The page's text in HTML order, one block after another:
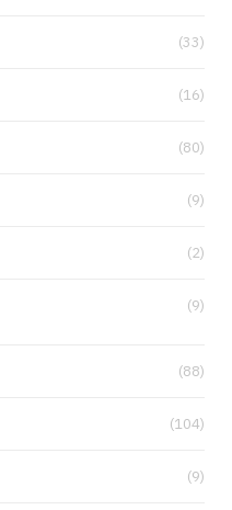
(33)
(16)
(80)
(9)
(2)
(9)
(88)
(104)
(9)